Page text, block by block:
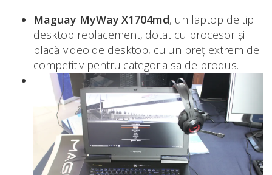
Maguay MyWay X1704md, un laptop de tip
desktop replacement, dotat cu procesor și
placă video de desktop, cu un preț extrem de
competitiv pentru categoria sa de produs.